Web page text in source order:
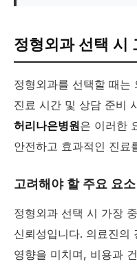
정형외과 선택 시
정형외과를 선택할 때는
진료 시간 및 상담 준비
허리나은병원은 이러한
안전하고 효과적인 진료
고려해야 할 주요 요소
정형외과 선택 시 가장
신뢰성입니다. 의료진의
영향을 미치며, 비용과